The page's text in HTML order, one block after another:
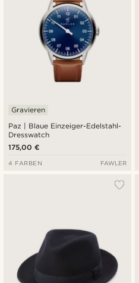
Paz | Blaue Einzeiger-Edelstahl-
Dresswatch
Gravieren
175,00 €
4 FARBEN FAWLER